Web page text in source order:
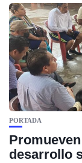
PORTADA
desarrollo